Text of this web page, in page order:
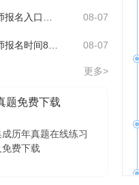
08-07
08-07
更多>
题免费下载
成历年真题在线练习
免费下载